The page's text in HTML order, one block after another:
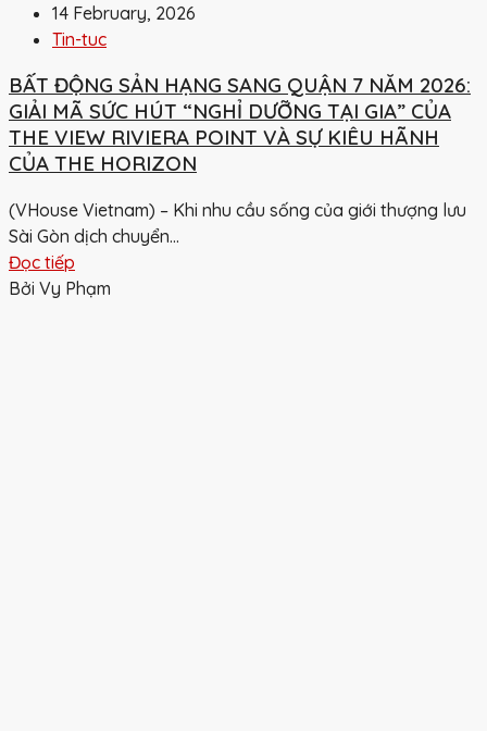
14 February, 2026
Tin-tuc
BẤT ĐỘNG SẢN HẠNG SANG QUẬN 7 NĂM 2026:
GIẢI MÃ SỨC HÚT “NGHỈ DƯỠNG TẠI GIA” CỦA
THE VIEW RIVIERA POINT VÀ SỰ KIÊU HÃNH
CỦA THE HORIZON
(VHouse Vietnam) – Khi nhu cầu sống của giới thượng lưu
Sài Gòn dịch chuyển...
Đọc tiếp
Bởi Vy Phạm